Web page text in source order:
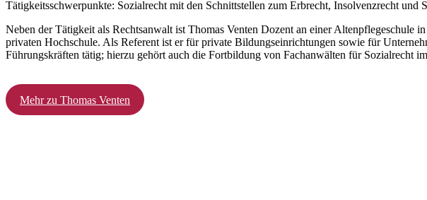
Tätigkeitsschwerpunkte: Sozialrecht mit den Schnittstellen zum Erbrecht, Insolvenzrecht und
Neben der Tätigkeit als Rechtsanwalt ist Thomas Venten Dozent an einer
privaten Hochschule. Als Referent ist er für private Bildungseinrichtungen sowie für
Führungskräften tätig; hierzu gehört auch die Fortbildung von Fachanwälten für Sozialrecht
Mehr zu Thomas Venten